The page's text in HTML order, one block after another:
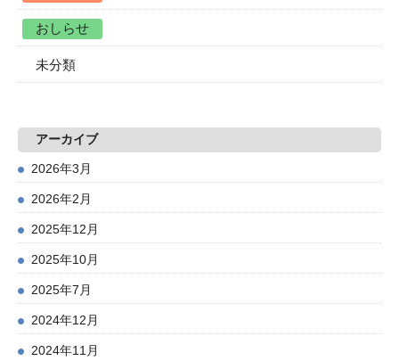
おしらせ
未分類
アーカイブ
2026年3月
2026年2月
2025年12月
2025年10月
2025年7月
2024年12月
2024年11月